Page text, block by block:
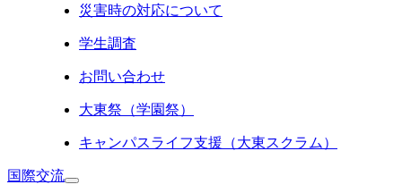
災害時の対応について
学生調査
お問い合わせ
大東祭（学園祭）
キャンパスライフ支援（大東スクラム）
国際交流